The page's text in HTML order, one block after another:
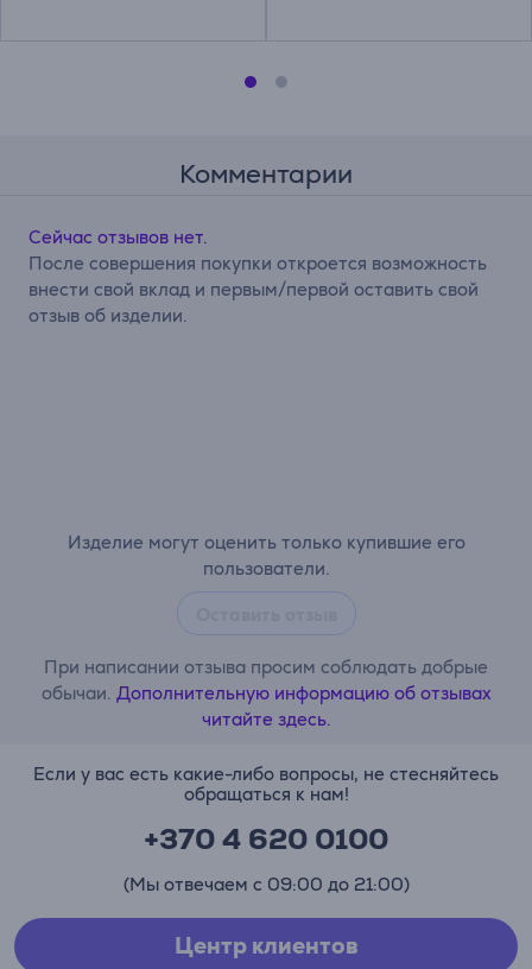
Комментарии
Изделие могут оценить только купившие его
пользователи.
При написании отзыва просим соблюдать добрые
обычаи. Дополнительную информацию об отзывах
читайте здесь.
Сейчас отзывов нет.
После совершения покупки откроется возможность
внести свой вклад и первым/первой оставить свой
отзыв об изделии.
Если у вас есть какие-либо вопросы, не стесняйтесь
обращаться к нам!
+370 4 620 0100
(Мы отвечаем с 09:00 до 21:00)
Центр клиентов